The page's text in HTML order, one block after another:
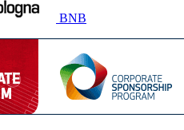
BNB